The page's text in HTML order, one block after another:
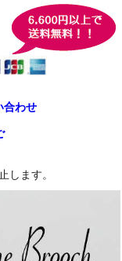
合わせ
します。